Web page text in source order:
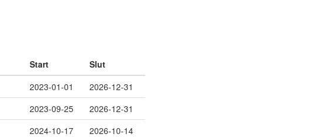
Start
Slut
2023-01-01
2026-12-31
2023-09-25
2026-12-31
2024-10-17
2026-10-14